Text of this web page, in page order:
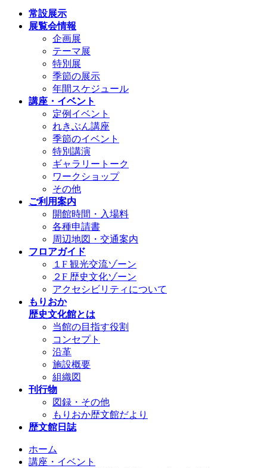
常設展示
展覧会情報
企画展
テーマ展
特別展
季節の展示
年間スケジュール
講座・イベント
定例イベント
れきぶん講座
季節のイベント
特別講演
ギャラリートーク
ワークショップ
その他
ご利用案内
開館時間・入場料
各種申請書
周辺地図・交通案内
フロアガイド
１F 観光交流ゾーン
２F 歴史文化ゾーン
アクセシビリティについて
もりおか
歴史文化館とは
当館の目指す役割
コンセプト
沿革
施設概要
組織図
刊行物
図録・その他
もりおか歴文館だより
歴文館日誌
ホーム
講座・イベント